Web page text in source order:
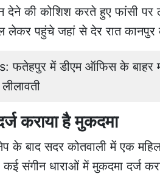
की कोशिश करते हुए फांसी पर
लेकर पहुंचे जहां से देर रात
में डीएम ऑफिस के बाहर
कराया है मुकदमा
के बाद सदर कोतवाली में एक
कई संगीन धाराओं मेंमुकदमा दर्ज